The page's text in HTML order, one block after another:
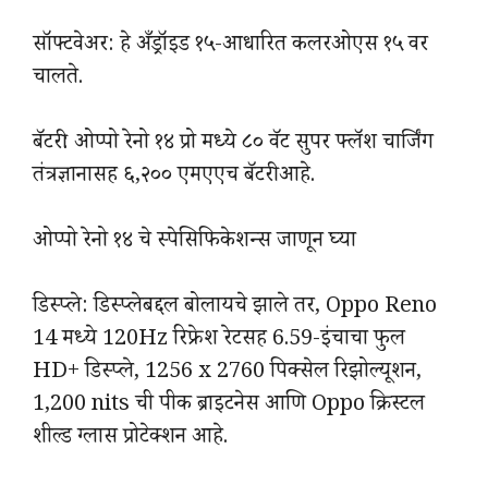
सॉफ्टवेअर: हे अँड्रॉइड १५-आधारित कलरओएस १५ वर
चालते.
बॅटरी: ओप्पो रेनो १४ प्रो मध्ये ८० वॅट सुपर फ्लॅश चार्जिंग
तंत्रज्ञानासह ६,२०० एमएएच बॅटरी आहे.
ओप्पो रेनो १४ चे स्पेसिफिकेशन्स जाणून घ्या
डिस्प्ले: डिस्प्लेबद्दल बोलायचे झाले तर, Oppo Reno
14 मध्ये 120Hz रिफ्रेश रेटसह 6.59-इंचाचा फुल
HD+ डिस्प्ले, 1256 x 2760 पिक्सेल रिझोल्यूशन,
1,200 nits ची पीक ब्राइटनेस आणि Oppo क्रिस्टल
शील्ड ग्लास प्रोटेक्शन आहे.